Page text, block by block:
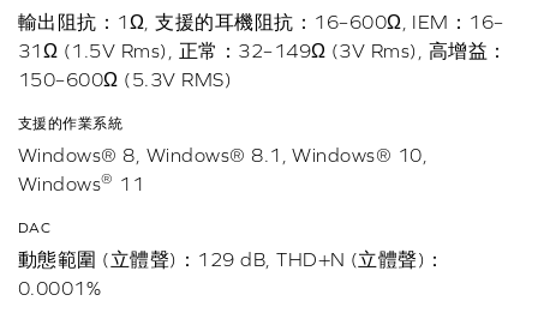
輸出阻抗：1Ω, 支援的耳機阻抗：16–600Ω, IEM：16–
31Ω (1.5V Rms), 正常：32–149Ω (3V Rms), 高增益：
150–600Ω (5.3V RMS)
支援的作業系統
Windows® 8, Windows® 8.1, Windows® 10,
Windows® 11
DAC
動態範圍 (立體聲)：129 dB, THD+N (立體聲)：
0.0001%